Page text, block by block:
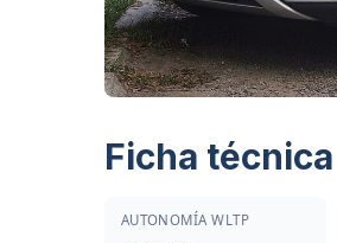
Ficha técnica
AUTONOMÍA WLTP